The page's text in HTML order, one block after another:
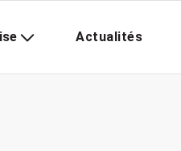
Actualités